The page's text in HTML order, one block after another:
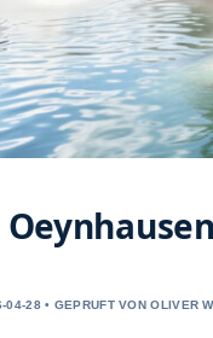
04-28 • GEPRUFT VON OLIVER